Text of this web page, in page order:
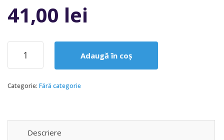
41,00 lei
Cantitate
carbune
masina
Miele
Adaugă în coș
Categorie: Fără categorie
Descriere